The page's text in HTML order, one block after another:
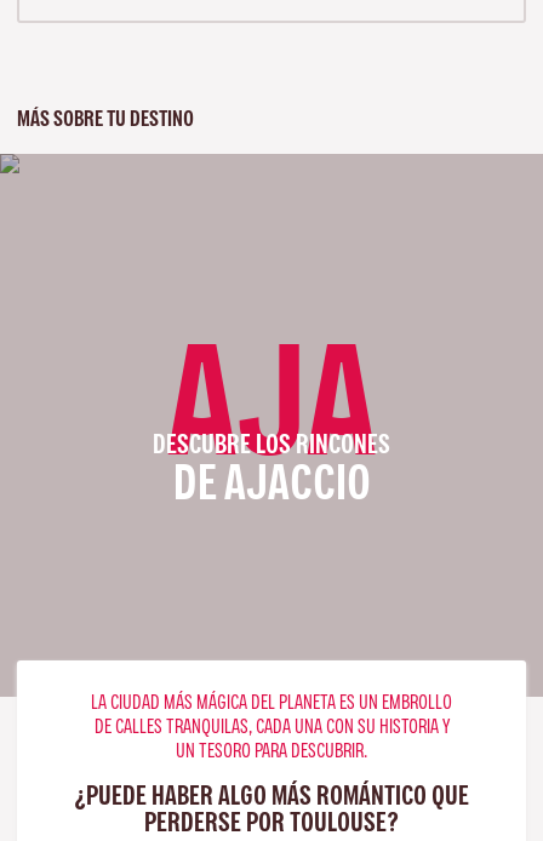
MÁS SOBRE TU DESTINO
AJA
DESCUBRE LOS RINCONES
DE AJACCIO
LA CIUDAD MÁS MÁGICA DEL PLANETA ES UN EMBROLLO
DE CALLES TRANQUILAS, CADA UNA CON SU HISTORIA Y
UN TESORO PARA DESCUBRIR.
¿PUEDE HABER ALGO MÁS ROMÁNTICO QUE
PERDERSE POR TOULOUSE?